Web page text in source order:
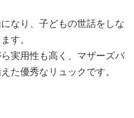
なり、子どもの世話をしな
す。
実用性も高く、マザーズバ
た優秀なリュックです。